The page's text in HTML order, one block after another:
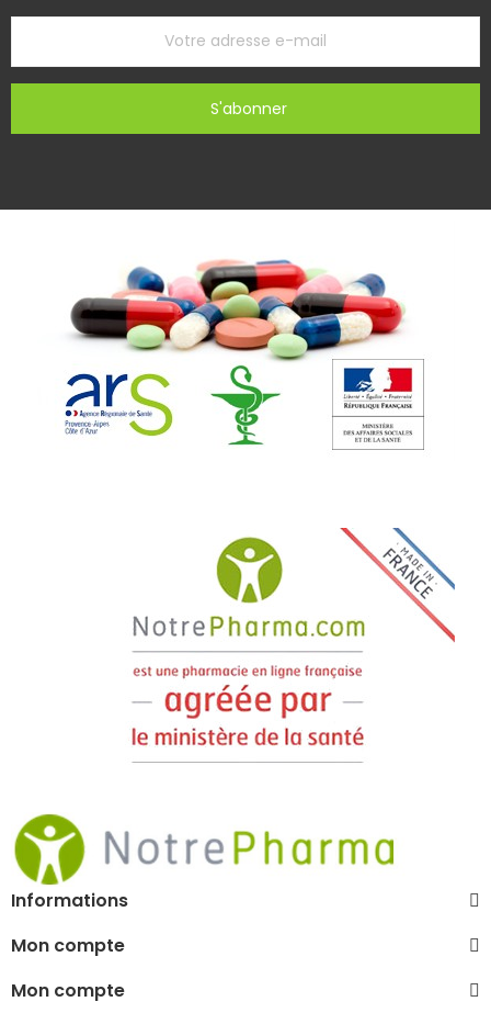
S'abonner
Informations
Mon compte
Mon compte